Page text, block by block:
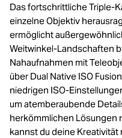
Das fortschrittliche Triple-
einzelne Objektiv
ermöglicht
Weitwinkel-Landschaften
Nahaufnahmen mit
über Dual Native ISO
niedrigen ISO-
um atemberaubende
herkömmlichen Lösungen
kannst du deine